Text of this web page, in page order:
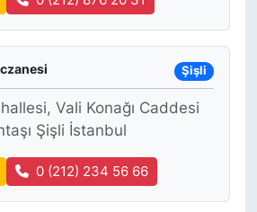
Şişli
Vali Konağı Caddesi
Şişli İstanbul
0 (212) 234 56 66